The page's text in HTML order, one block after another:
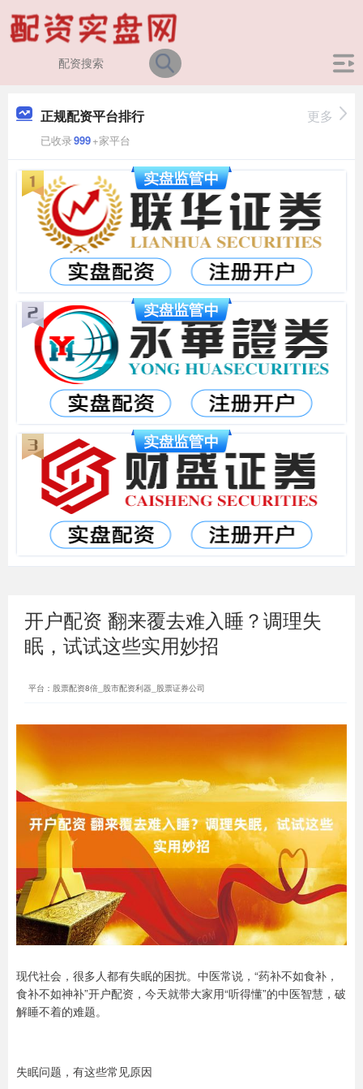
正规配资平台排行
已收录999+家平台
更多
开户配资 翻来覆去难入睡？调理失
眠，试试这些实用妙招
平台：股票配资8倍_股市配资利器_股票证券公司
现代社会，很多人都有失眠的困扰。中医常说，“药补不如食补，
食补不如神补”开户配资，今天就带大家用“听得懂”的中医智慧，破
解睡不着的难题。
失眠问题，有这些常见原因